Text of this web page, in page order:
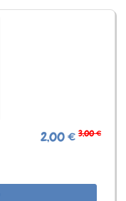
2,00 € 3,00 €